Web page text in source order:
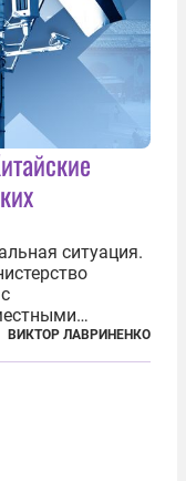
ситуация.
Чиновники
с целью
ВИКТОР ЛАВРИНЕНКО